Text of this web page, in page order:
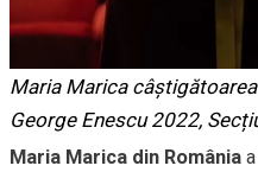
Maria Marica
George Enescu 2022,
Maria Marica din România